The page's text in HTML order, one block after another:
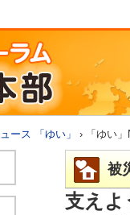
ース 「ゆい」 › 「ゆい
被
支えよ